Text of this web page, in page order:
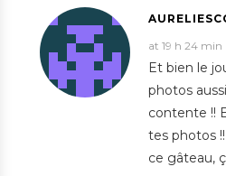
at 19 h 24 min
Et bien le
photos
contente !!
tes photos !!
ce gâteau,